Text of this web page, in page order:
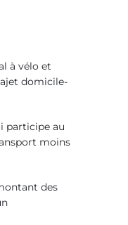
à vélo et
domicile-
participe au
moins
des